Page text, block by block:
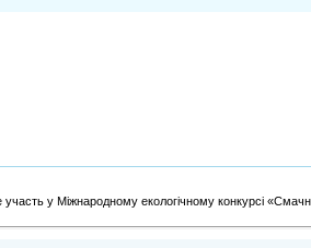
у Міжнародному екологічному конкурсі